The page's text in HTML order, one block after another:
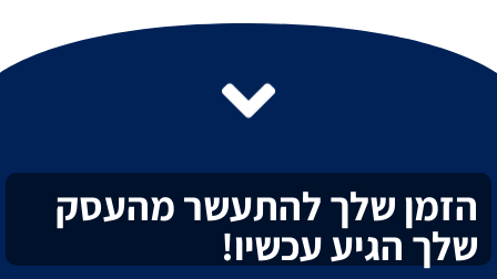
הזמן שלך להתעשר מהעסק
שלך הגיע עכשיו!